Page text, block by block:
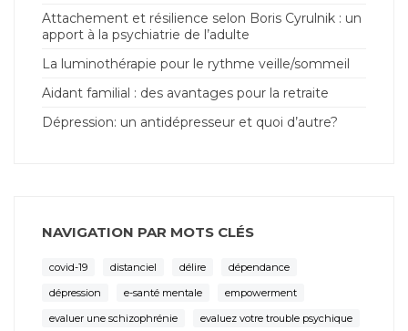
Attachement et résilience selon Boris Cyrulnik : un
apport à la psychiatrie de l’adulte
La luminothérapie pour le rythme veille/sommeil
Aidant familial : des avantages pour la retraite
Dépression: un antidépresseur et quoi d’autre?
NAVIGATION PAR MOTS CLÉS
covid-19 distanciel délire
dépendance
dépression
e-santé mentale
empowerment
evaluer une schizophrénie
evaluez votre trouble psychique